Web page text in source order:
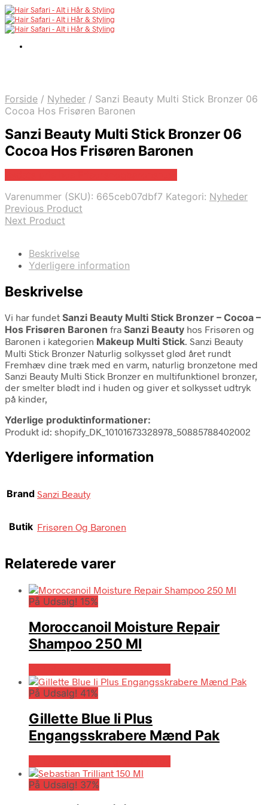
Forside / Nyheder / Sanzi Beauty Multi Stick Bronzer 06
Cocoa Hos Frisøren Baronen
Sanzi Beauty Multi Stick Bronzer 06
Cocoa Hos Frisøren Baronen
Varenummer (SKU): 665ceb07dbf7 Kategori: Nyheder
Previous Product
Next Product
Beskrivelse
Yderligere information
Beskrivelse
Vi har fundet Sanzi Beauty Multi Stick Bronzer – Cocoa –
Hos Frisøren Baronen fra Sanzi Beauty hos Frisøren og
Baronen i kategorien Makeup Multi Stick. Sanzi Beauty
Multi Stick Bronzer Naturlig solkysset glød året rundt
Fremhæv dine træk med en varm, naturlig bronzetone med
Sanzi Beauty Multi Stick Bronzer en multifunktionel bronzer,
der smelter blødt ind i huden og giver et solkysset udtryk
på kinder,
Yderlige produktinformationer:
Produkt id: shopify_DK_10101673328978_50885788402002
Yderligere information
Brand Sanzi Beauty
Butik Frisøren Og Baronen
Relaterede varer
På Udsalg! 15%
Moroccanoil Moisture Repair
Shampoo 250 Ml
På Udsalg! 41%
Gillette Blue Ii Plus
Engangsskrabere Mænd Pak
På Udsalg! 37%